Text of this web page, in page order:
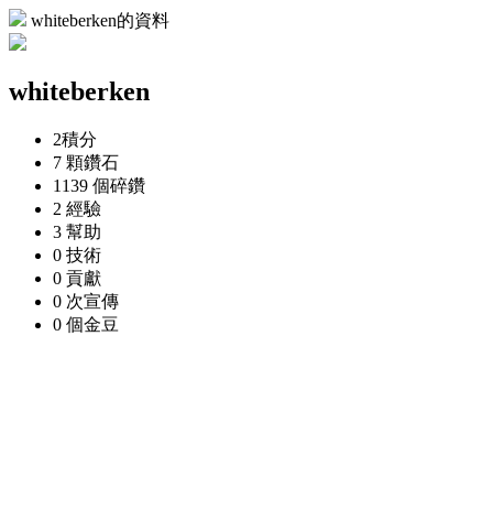
whiteberken的資料
whiteberken
2積分
7 顆鑽石
1139 個碎鑽
2 經驗
3 幫助
0 技術
0 貢獻
0 次宣傳
0 個金豆